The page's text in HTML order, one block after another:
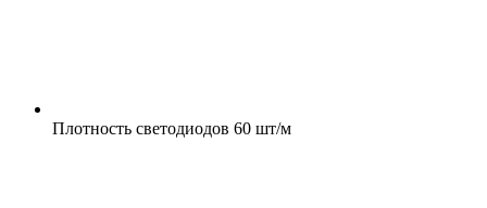
Плотность светодиодов 60 шт/м